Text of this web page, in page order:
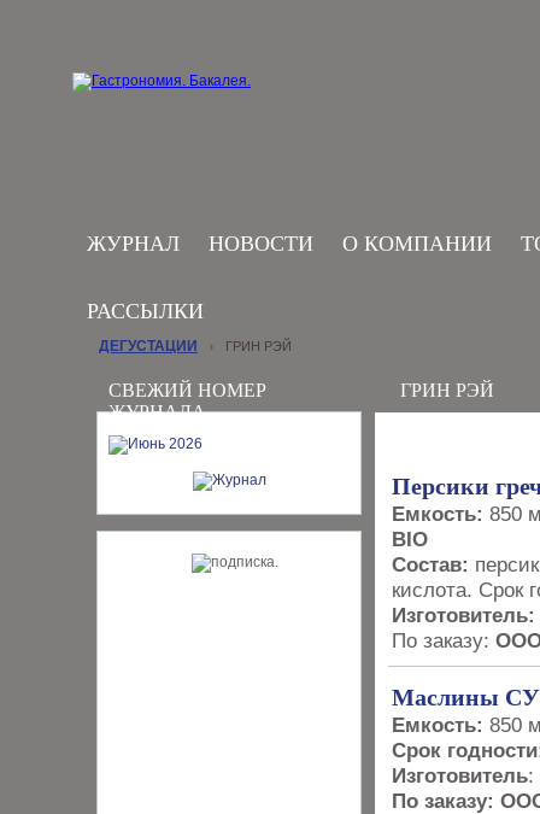
ЖУРНАЛ НОВОСТИ О КОМПАНИИ
РАССЫЛКИ
СВЕЖИЙ НОМЕР
ЖУРНАЛА
ДЕГУСТАЦИИ › ГРИН РЭЙ
ГРИН РЭЙ
Персики
Емкость: 850
BIO
Состав:
кислота. Срок
Изготовитель:
По заказу: ООО
Маслины
Емкость: 850
Срок
Изготовитель:
По заказу: